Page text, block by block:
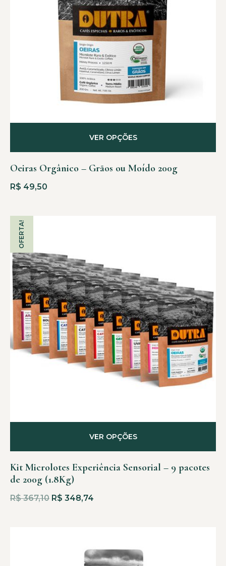
Oeiras Orgânico – Grãos ou Moído 200g
R$ 49,50
VER OPÇÕES
OFERTA!
Kit Microlotes Experiência Sensorial – 9 pacotes
de 200g (1.8Kg)
R$367,10 R$ 348,74
VER OPÇÕES